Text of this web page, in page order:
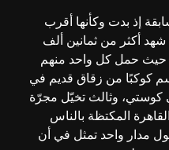
إذ بدت وكأنها أقرب
شهد أكثر من ثمانين ألف
حيث حمل كل واحد منهم
كوكبًا من زقاق قديم في
وثالث تخيّل مجرّة
المكتظة بالناس
مدار واحد تمثل في أن